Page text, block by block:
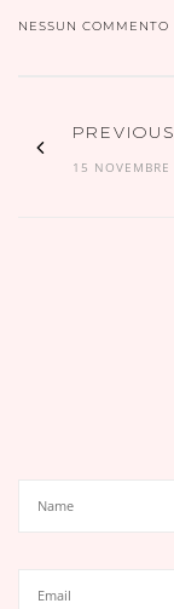
NESSUN COMMENTO
15